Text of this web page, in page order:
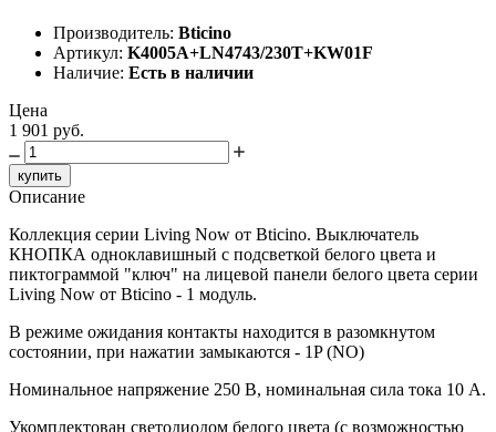
Производитель: Bticino
Артикул: K4005A+LN4743/230T+KW01F
Наличие: Есть в наличии
Цена
1 901 руб.
купить
Описание
Коллекция серии Living Now от Bticino. Выключатель
КНОПКА одноклавишный с подсветкой белого цвета и
пиктограммой "ключ" на лицевой панели белого цвета серии
Living Now от Bticino - 1 модуль.
В режиме ожидания контакты находится в разомкнутом
состоянии, при нажатии замыкаются - 1P (NO)
Номинальное напряжение 250 В, номинальная сила тока 10 A.
Укомплектован светодиодом белого цвета (с возможностью